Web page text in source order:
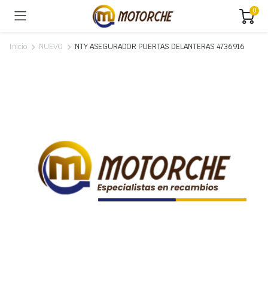
0
Inicio NUEVO NTY ASEGURADOR PUERTAS DELANTERAS 4736916